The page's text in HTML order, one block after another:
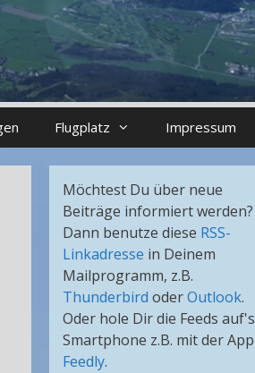
Flugplatz Impressum
Möchtest Du über neue
Beiträge informiert werden?
Dann benutze diese RSS-
Linkadresse in Deinem
Mailprogramm, z.B.
Thunderbird oderOutlook.
Oder hole Dir die Feeds auf's
Smartphone z.B. mit der App
Feedly.